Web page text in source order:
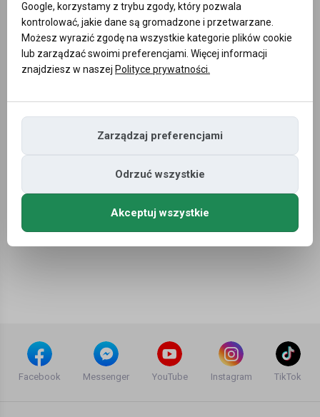
DODAJ OFERTĘ PRACY
Sortowanie domyślne
Oferty pracy
Niestety nie znaleziono ofert pracy dla wyszukiwania ...
Facebook Messenger YouTube Instagram TikTok
Google, korzystamy z trybu zgody, który pozwala
kontrolować, jakie dane są gromadzone i przetwarzane.
Możesz wyrazić zgodę na wszystkie kategorie plików cookie
lub zarządzać swoimi preferencjami. Więcej informacji
znajdziesz w naszej Polityce prywatności.
Zarządzaj preferencjami
Odrzuć wszystkie
Akceptuj wszystkie